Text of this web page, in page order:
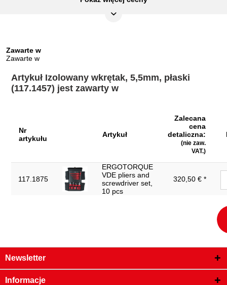
5,5
Waga w g:
dł. częś. L2 w mm: 125
Izolacja zgodnie z DIN 3120 - ISO
zabezpieczenie przed
Zawarte w
Zawarte w
Artykuł Izolowany wkrętak, 5,5mm, płaski
(117.1457) jest zawarty w
Nr
artykułu
Artykuł
Zalecana
cena
detaliczna:
(nie zaw.
VAT.)
117.1875
ERGOTORQUE
VDE pliers and
screwdriver set,
10 pcs
320,50 € *
Newsletter
Informacje